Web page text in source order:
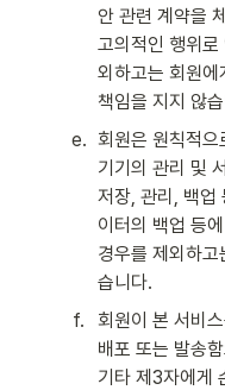
안 관련 계약을
고의적인 행위로
외하고는 회원
책임을 지지 않
e. 회원은 원칙적
기기의 관리 및
저장, 관리, 백업
이터의 백업 등
경우를 제외하
습니다.
f.
회원이 본 서비
배포 또는 발송
기타 제3자에게